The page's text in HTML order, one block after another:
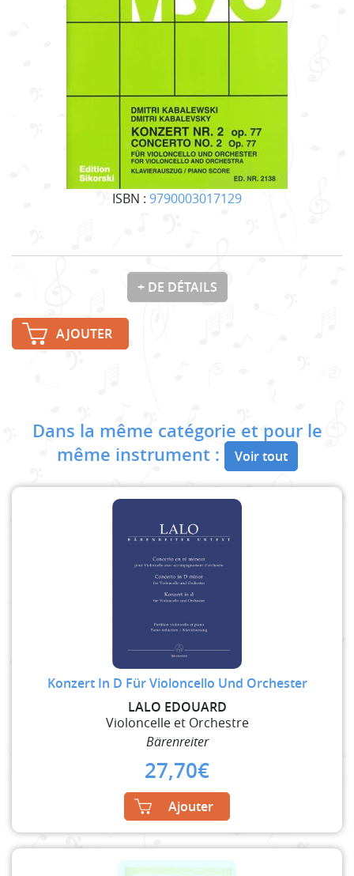
ISBN : 9790003017129
+ DE DÉTAILS
AJOUTER
Dans la même catégorie et pour le
même instrument :
Voir tout
Konzert In D Für Violoncello Und Orchester
LALO EDOUARD
Violoncelle et Orchestre
Bärenreiter
27,70€
Ajouter